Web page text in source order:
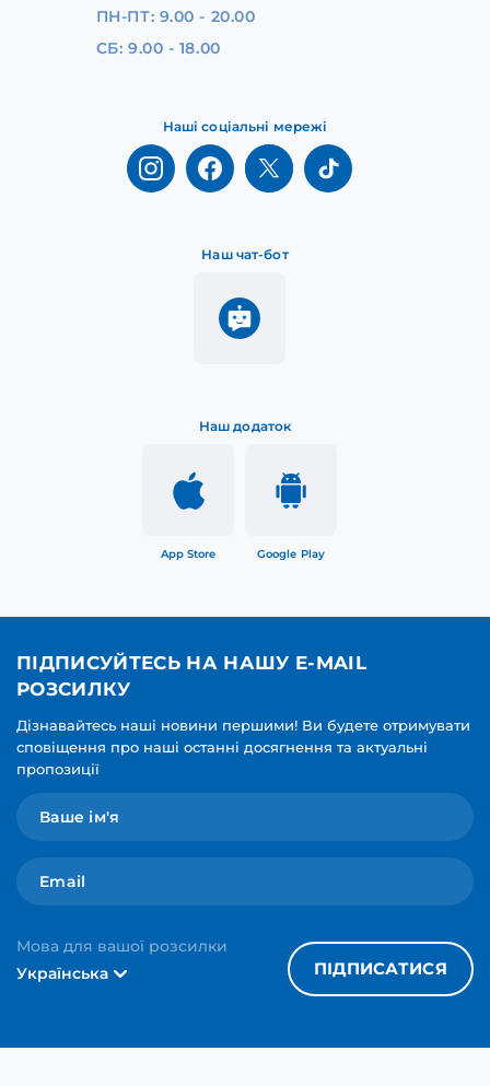
Наш додаток
App Store Google Play
Наш чат-бот
Наші соціальні мережі
ПН-ПТ: 9.00 - 20.00
СБ: 9.00 - 18.00
ПІДПИСУЙТЕСЬ НА НАШУ E-MAIL
РОЗСИЛКУ
Дізнавайтесь наші новини першими! Ви будете отримувати
сповіщення про наші останні досягнення та актуальні
пропозиції
Мова для вашої розсилки
Українська
ПІДПИСАТИСЯ